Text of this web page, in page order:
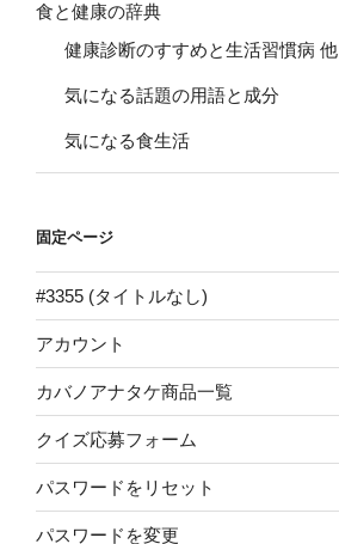
食と健康の辞典
健康診断のすすめと生活習慣病 他
気になる話題の用語と成分
気になる食生活
固定ページ
#3355 (タイトルなし)
アカウント
カバノアナタケ商品一覧
クイズ応募フォーム
パスワードをリセット
パスワードを変更